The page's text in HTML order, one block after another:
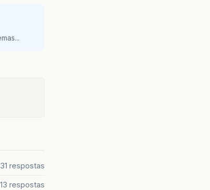
31 respostas
13 respostas